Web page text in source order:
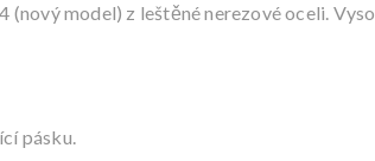
model) z leštěné nerezové oceli.
pásku.